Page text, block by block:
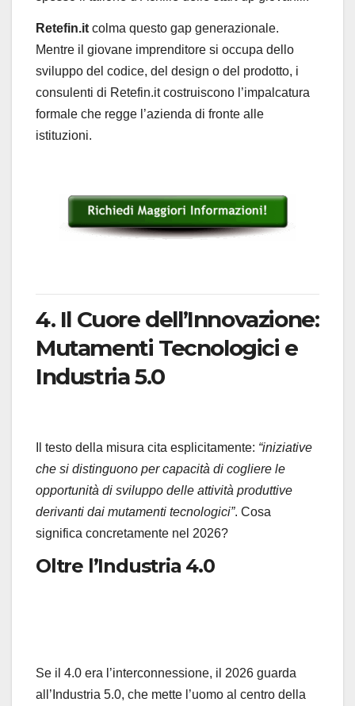
Retefin.it colma questo gap generazionale.
Mentre il giovane imprenditore si occupa dello
sviluppo del codice, del design o del prodotto, i
consulenti di Retefin.it costruiscono l’impalcatura
formale che regge l’azienda di fronte alle
istituzioni.
4. Il Cuore dell’Innovazione:
Mutamenti Tecnologici e
Industria 5.0
Il testo della misura cita esplicitamente: “iniziative
che si distinguono per capacità di cogliere le
opportunità di sviluppo delle attività produttive
derivanti dai mutamenti tecnologici”. Cosa
significa concretamente nel 2026?
Oltre l’Industria 4.0
Se il 4.0 era l’interconnessione, il 2026 guarda
all’Industria 5.0, che mette l’uomo al centro della